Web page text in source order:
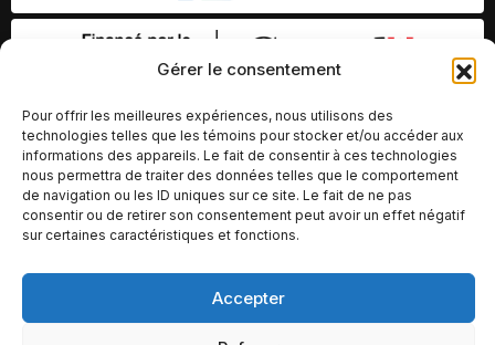
Gérer le consentement
Pour offrir les meilleures expériences, nous utilisons des
technologies telles que les témoins pour stocker et/ou accéder aux
informations des appareils. Le fait de consentir à ces technologies
nous permettra de traiter des données telles que le comportement
de navigation ou les ID uniques sur ce site. Le fait de ne pas
consentir ou de retirer son consentement peut avoir un effet négatif
sur certaines caractéristiques et fonctions.
Accepter
© Copyright 2026 – Altomédia Inc |
Ce site internet a été conçu et développé par Chameleon Ideas